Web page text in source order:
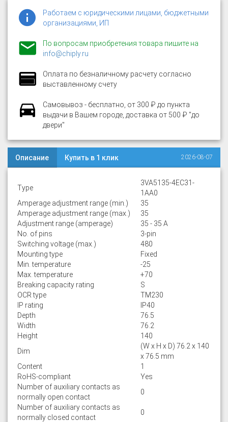
Работаем с юридическими лицами, бюджетными
организациями, ИП
По вопросам приобретения товара пишите на
info@chiply.ru
Оплата по безналичному расчету согласно
выставленному счету
Самовывоз - бесплатно, от 300 ₽ до пункта
выдачи в Вашем городе, доставка от 500 ₽ "до
двери"
Описание Купить в 1 клик 2026-08-07
Type
3VA5135-4EC31-
1AA0
Amperage adjustment range (min.)
35
Amperage adjustment range (max.)
35
Adjustment range (amperage)
35 - 35 A
No. of pins
3-pin
Switching voltage (max.)
480
Mounting type
Fixed
Min. temperature
-25
Max. temperature
+70
Breaking capacity rating
S
OCR type
TM230
IP rating
IP40
Depth
76.5
Width
76.2
Height
140
Dim
(W x H x D) 76.2 x 140
x 76.5 mm
Content
1
RoHS-compliant
Yes
Number of auxiliary contacts as
normally open contact
0
Number of auxiliary contacts as
normally closed contact
0